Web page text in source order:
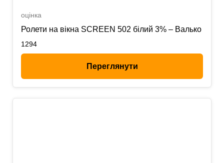
оцінка
Ролети на вікна SCREEN 502 білий 3% – Валько
1294
Переглянути